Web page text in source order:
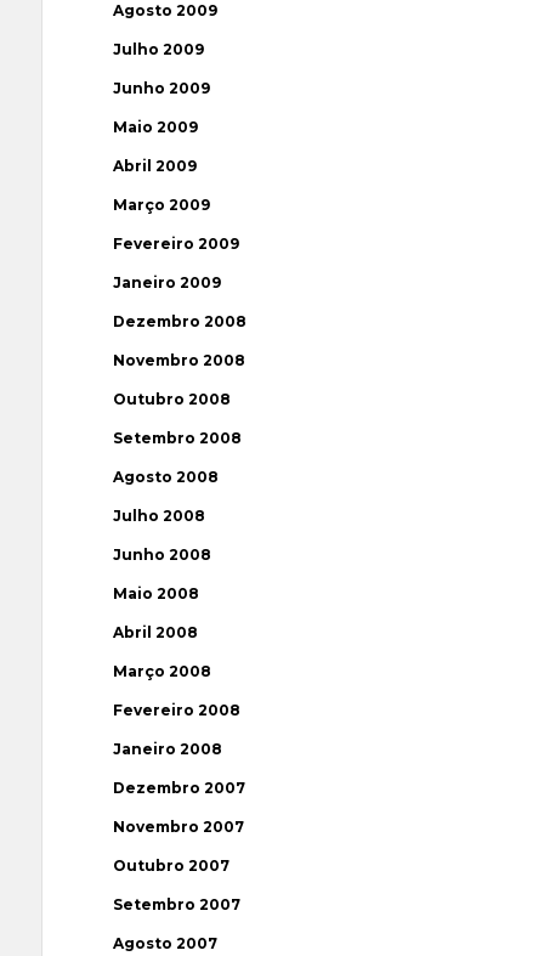
Agosto 2009
Julho 2009
Junho 2009
Maio 2009
Abril 2009
Março 2009
Fevereiro 2009
Janeiro 2009
Dezembro 2008
Novembro 2008
Outubro 2008
Setembro 2008
Agosto 2008
Julho 2008
Junho 2008
Maio 2008
Abril 2008
Março 2008
Fevereiro 2008
Janeiro 2008
Dezembro 2007
Novembro 2007
Outubro 2007
Setembro 2007
Agosto 2007